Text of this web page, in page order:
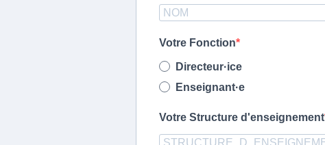
Votre Fonction
Directeur·ice
Enseignant·e
Votre Structure d'enseignement